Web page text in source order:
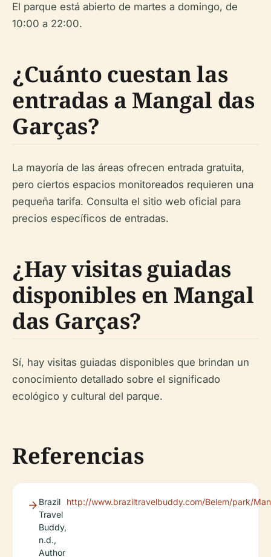
El parque está abierto de martes a domingo, de
10:00 a 22:00.
¿Cuánto cuestan las
entradas a Mangal das
Garças?
La mayoría de las áreas ofrecen entrada gratuita,
pero ciertos espacios monitoreados requieren una
pequeña tarifa. Consulta el sitio web oficial para
precios específicos de entradas.
¿Hay visitas guiadas
disponibles en Mangal
das Garças?
Sí, hay visitas guiadas disponibles que brindan un
conocimiento detallado sobre el significado
ecológico y cultural del parque.
Referencias
Brazil
Travel
Buddy,
n.d.,
Author
http://www.braziltravelbuddy.com/Belem/park/